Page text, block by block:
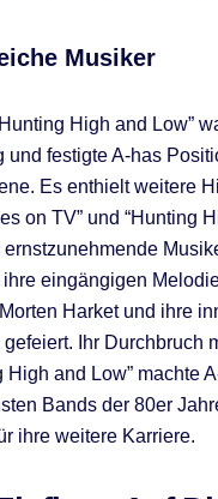
Musiker
High and Low”
und festigte A-has
Es enthielt weitere
on TV” und “Hunting
ihre eingängigen
Harket und ihre
Ihr Durchbruch
High and Low” machte
Bands der 80er
ihre weitere Karriere.